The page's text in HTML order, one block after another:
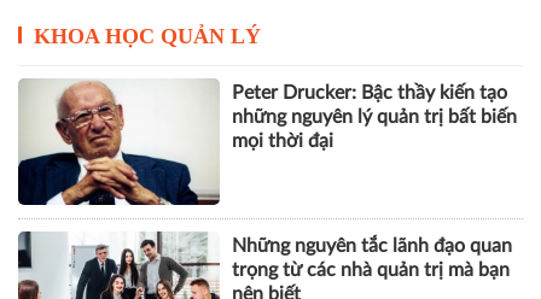
Những nguyên tắc lãnh đạo quan
trọng từ các nhà quản trị mà bạn
nên biết
Bạn bè thành công còn mình vẫn
lẹt đẹt: Do kém cỏi hay bản thân
đang chạy khác múi giờ?